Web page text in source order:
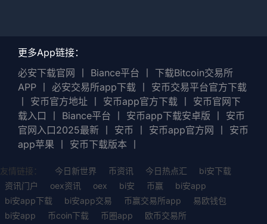
更多App链接：
必安下载官网
Biance平台
下载Bitcoin交易所
APP
必安交易所app下载
安币交易平台官方下载
安币官方地址 安币app官方下载
安币官网下
载入口
Biance平台 安币app下载安卓版
安币
官网入口2025最新
安币 安币app官方网
安币
app苹果
安币下载版本
友情链接： 今日新世界 币资讯 今日热点汇
bi安下载
资讯门户
oex资讯 oex bi安 币赢
bi安app
bi安app下载
bi安app交易 币赢交易所app
易欧钱包
bi安app
币coin下载 币圈app
欧币交易所